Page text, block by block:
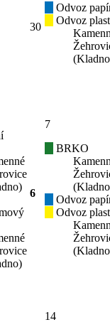
30
Odvoz
Odvoz
6
7
BRKO
Odvoz
Odvoz
14